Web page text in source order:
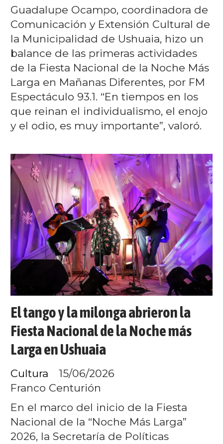
Guadalupe Ocampo, coordinadora de
Comunicación y Extensión Cultural de
la Municipalidad de Ushuaia, hizo un
balance de las primeras actividades
de la Fiesta Nacional de la Noche Más
Larga en Mañanas Diferentes, por FM
Espectáculo 93.1. “En tiempos en los
que reinan el individualismo, el enojo
y el odio, es muy importante”, valoró.
El tango y la milonga abrieron la
Fiesta Nacional de la Noche más
Larga en Ushuaia
Franco Centurión
Cultura 15/06/2026
En el marco del inicio de la Fiesta
Nacional de la “Noche Más Larga”
2026, la Secretaría de Políticas